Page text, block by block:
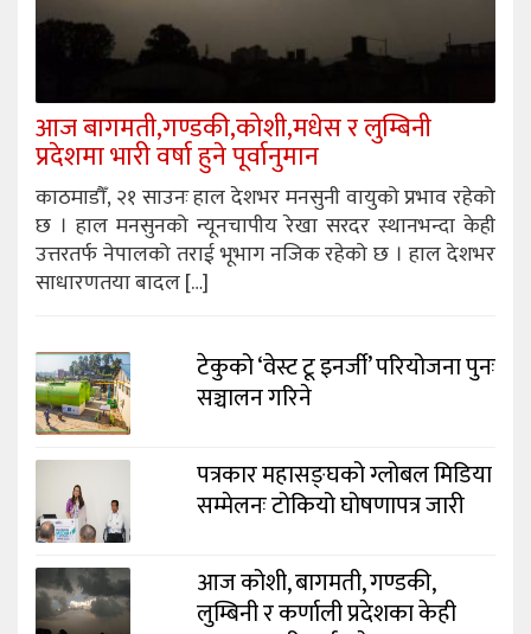
आज बागमती,गण्डकी,कोशी,मधेस र लुम्बिनी
प्रदेशमा भारी वर्षा हुने पूर्वानुमान
काठमाडौँ, २१ साउनः हाल देशभर मनसुनी वायुको प्रभाव रहेको
छ । हाल मनसुनको न्यूनचापीय रेखा सरदर स्थानभन्दा केही
उत्तरतर्फ नेपालको तराई भूभाग नजिक रहेको छ । हाल देशभर
साधारणतया बादल […]
टेकुको ‘वेस्ट टू इनर्जी’ परियोजना पुनः
सञ्चालन गरिने
पत्रकार महासङ्घको ग्लोबल मिडिया
सम्मेलनः टोकियो घोषणापत्र जारी
आज कोशी, बागमती, गण्डकी,
लुम्बिनी र कर्णाली प्रदेशका केही